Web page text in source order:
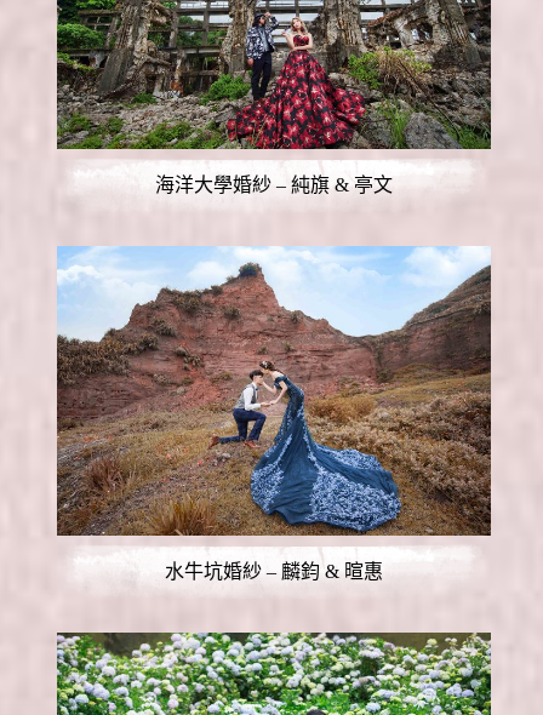
海洋大學婚紗 – 純旗 & 亭文
水牛坑婚紗 – 麟鈞 & 暄惠